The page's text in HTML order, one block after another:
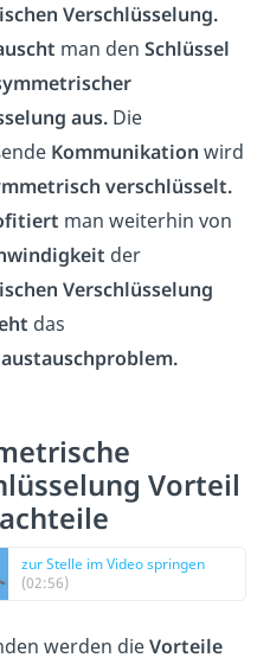
Verschlüsselung.
man denSchlüssel
aus. Die
Kommunikation wird
verschlüsselt.
man weiterhin von
der
Verschlüsselung
das
Vorteil
zur Stelle im Video springen
(02:56)
werden dieVorteile